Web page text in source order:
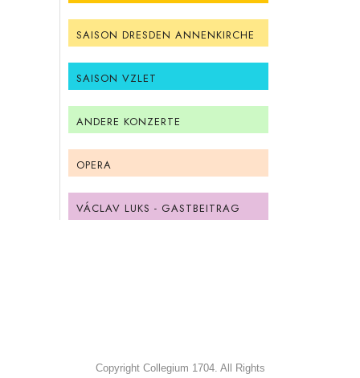
SAISON DRESDEN ANNENKIRCHE
SAISON VZLET
ANDERE KONZERTE
OPERA
VÁCLAV LUKS - GASTBEITRAG
Copyright Collegium 1704. All Rights